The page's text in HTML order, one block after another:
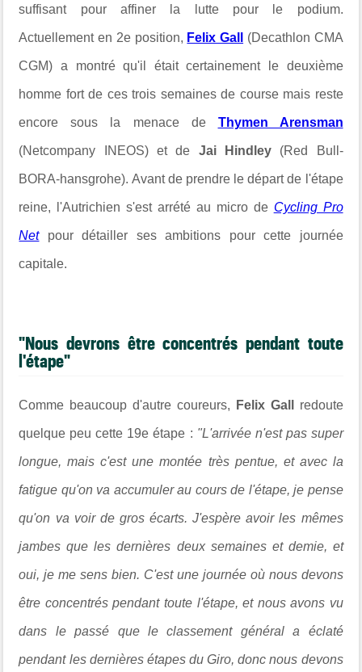
suffisant pour affiner la lutte pour le podium.
Actuellement en 2e position, Felix Gall (Decathlon CMA
CGM) a montré qu'il était certainement le deuxième
homme fort de ces trois semaines de course mais reste
encore sous la menace de Thymen Arensman
(Netcompany INEOS) et de Jai Hindley (Red Bull-
BORA-hansgrohe). Avant de prendre le départ de l'étape
reine, l'Autrichien s'est arrété au micro de Cycling Pro
Net pour détailler ses ambitions pour cette journée
capitale.
"Nous devrons être concentrés pendant toute
l'étape"
Comme beaucoup d'autre coureurs, Felix Gall redoute
quelque peu cette 19e étape : "L'arrivée n'est pas super
longue, mais c'est une montée très pentue, et avec la
fatigue qu'on va accumuler au cours de l'étape, je pense
qu'on va voir de gros écarts. J'espère avoir les mêmes
jambes que les dernières deux semaines et demie, et
oui, je me sens bien. C'est une journée où nous devons
être concentrés pendant toute l'étape, et nous avons vu
dans le passé que le classement général a éclaté
pendant les dernières étapes du Giro, donc nous devons